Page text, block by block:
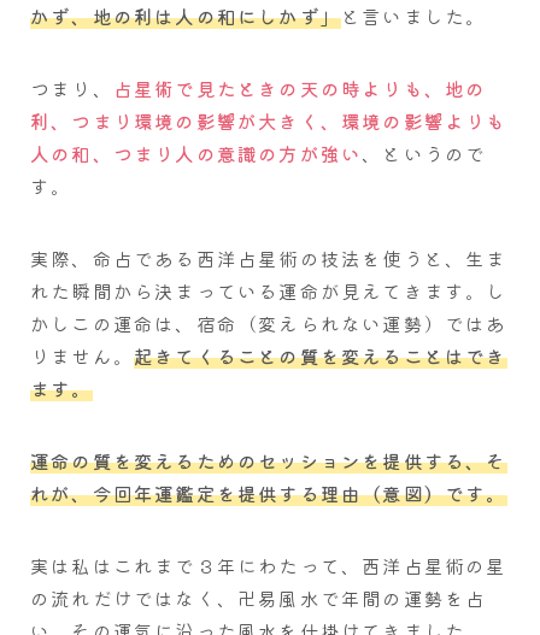
かず、地の利は人の和にしかず」と言いました。
つまり、 占星術で見たときの天の時よりも、地の
利、つまり環境の影響が大きく、環境の影響よりも
人の和、つまり人の意識の方が強い、というので
す。
実際、命占である西洋占星術の技法を使うと、生ま
れた瞬間から決まっている運命が見えてきます。し
かしこの運命は、宿命（変えられない運勢）ではあ
りません。 起きてくることの質を変えることはでき
ます。
運命の質を変えるためのセッションを提供する、そ
れが、今回年運鑑定を提供する理由（意図）です。
実は私はこれまで３年にわたって、西洋占星術の星
の流れだけではなく、卍易風水で年間の運勢を占
い、その運気に沿った風水を仕掛けてきました。